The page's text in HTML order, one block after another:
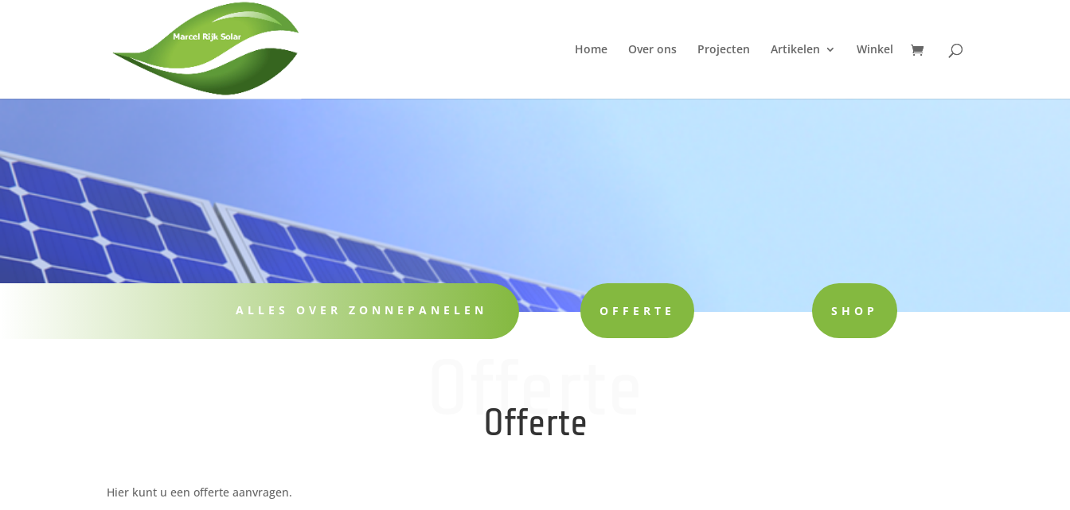
Home Over ons Projecten Artikelen Winkel
ALLES OVER ZONNEPANELEN OFFERTE SHOP
Offerte
Offerte
Hier kunt u een offerte aanvragen.